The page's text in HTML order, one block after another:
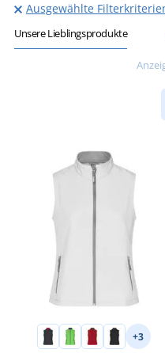
Ausgewählte
Unsere Lieblingsprodukte
+3